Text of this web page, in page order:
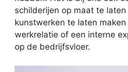
schilderijen op maat te laten
kunstwerken te laten
werkrelatie of een interne
op de bedrijfsvloer.